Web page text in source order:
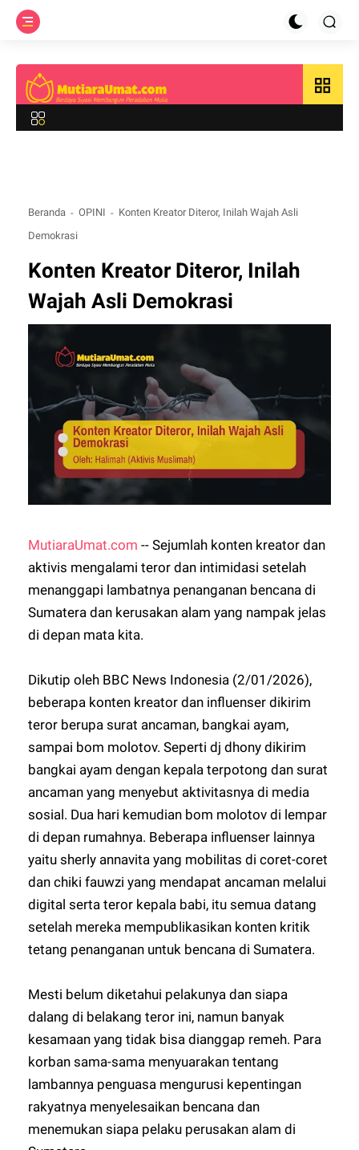
grid_view
Beranda OPINI
Konten Kreator Diteror, Inilah Wajah Asli
Demokrasi
Konten Kreator Diteror, Inilah
Wajah Asli Demokrasi
MutiaraUmat.com -- Sejumlah konten kreator dan
aktivis mengalami teror dan intimidasi setelah
menanggapi lambatnya penanganan bencana di
Sumatera dan kerusakan alam yang nampak jelas
di depan mata kita.
Dikutip oleh BBC News Indonesia (2/01/2026),
beberapa konten kreator dan influenser dikirim
teror berupa surat ancaman, bangkai ayam,
sampai bom molotov. Seperti dj dhony dikirim
bangkai ayam dengan kepala terpotong dan surat
ancaman yang menyebut aktivitasnya di media
sosial. Dua hari kemudian bom molotov di lempar
di depan rumahnya. Beberapa influenser lainnya
yaitu sherly annavita yang mobilitas di coret-coret
dan chiki fauwzi yang mendapat ancaman melalui
digital serta teror kepala babi, itu semua datang
setelah mereka mempublikasikan konten kritik
tetang penanganan untuk bencana di Sumatera.
Mesti belum diketahui pelakunya dan siapa
dalang di belakang teror ini, namun banyak
kesamaan yang tidak bisa dianggap remeh. Para
korban sama-sama menyuarakan tentang
lambannya penguasa mengurusi kepentingan
rakyatnya menyelesaikan bencana dan
menemukan siapa pelaku perusakan alam di